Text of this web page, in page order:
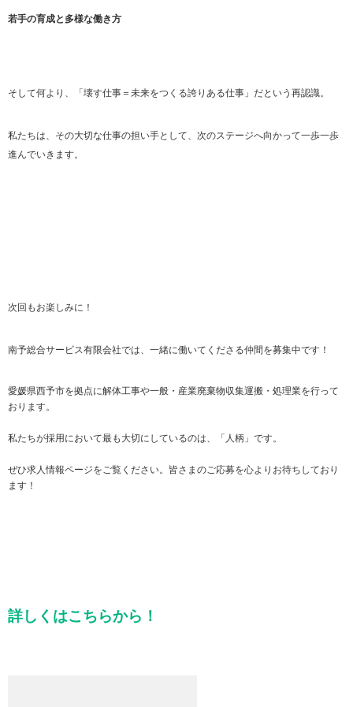
若手の育成と多様な働き方
そして何より、「壊す仕事＝未来をつくる誇りある仕事」だという再認識。
私たちは、その大切な仕事の担い手として、次のステージへ向かって一歩一歩
進んでいきます。
次回もお楽しみに！
南予総合サービス有限会社では、一緒に働いてくださる仲間を募集中です！
愛媛県西予市を拠点に解体工事や一般・産業廃棄物収集運搬・処理業を行って
おります。
私たちが採用において最も大切にしているのは、「人柄」です。
ぜひ求人情報ページをご覧ください。皆さまのご応募を心よりお待ちしており
ます！
詳しくはこちらから！